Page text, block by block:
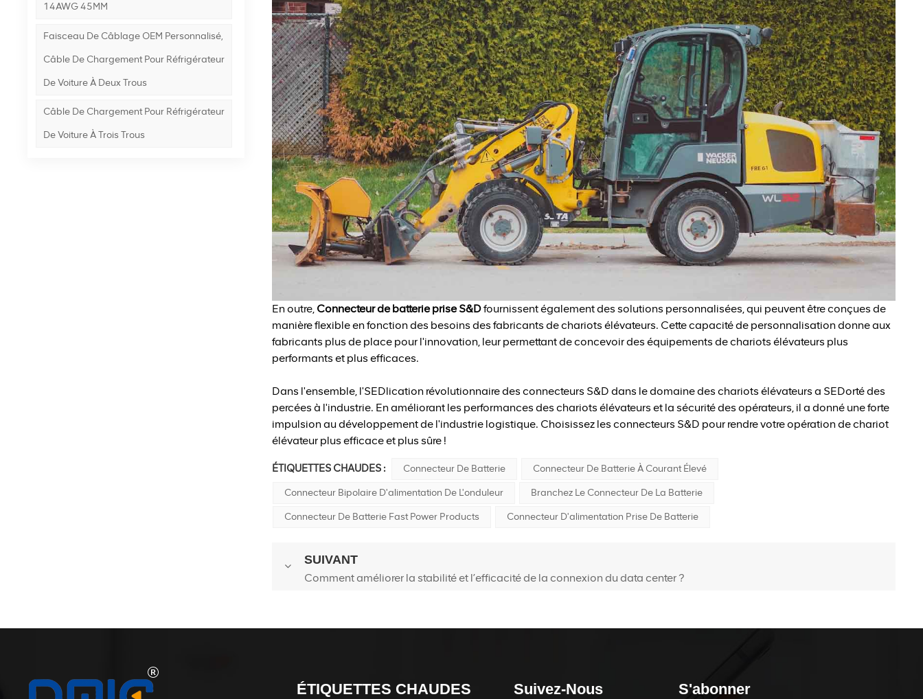
14AWG 45MM
Faisceau De Câblage OEM Personnalisé,
Câble De Chargement Pour Réfrigérateur
De Voiture À Deux Trous
Câble De Chargement Pour Réfrigérateur
De Voiture À Trois Trous
En outre, Connecteur de batterie prise S&Dfournissent également des solutions personnalisées, qui peuvent être conçues de
manière flexible en fonction des besoins des fabricants de chariots élévateurs. Cette capacité de personnalisation donne aux
fabricants plus de place pour l'innovation, leur permettant de concevoir des équipements de chariots élévateurs plus
performants et plus efficaces.
Dans l'ensemble, l'SEDlication révolutionnaire des connecteurs S&D dans le domaine des chariots élévateurs a SEDorté des
percées à l'industrie. En améliorant les performances des chariots élévateurs et la sécurité des opérateurs, il a donné une forte
impulsion au développement de l'industrie logistique. Choisissez les connecteurs S&D pour rendre votre opération de chariot
élévateur plus efficace et plus sûre !
ÉTIQUETTES CHAUDES : Connecteur De Batterie Connecteur De Batterie À Courant Élevé
Connecteur Bipolaire D'alimentation De L'onduleur Branchez Le Connecteur De La Batterie
Connecteur De Batterie Fast Power Products Connecteur D'alimentation Prise De Batterie
SUIVANT
Comment améliorer la stabilité et l’efficacité de la connexion du data center ?
ÉTIQUETTES CHAUDES Suivez-Nous S'abonner